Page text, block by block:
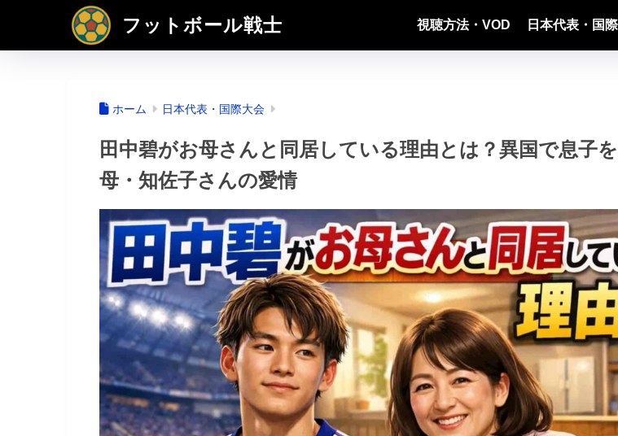
フットボール戦士 視聴方法・VOD 日本代表・国
ホーム 日本代表・国際大会
田中碧がお母さんと同居している理由とは？異国で息子
母・知佐子さんの愛情